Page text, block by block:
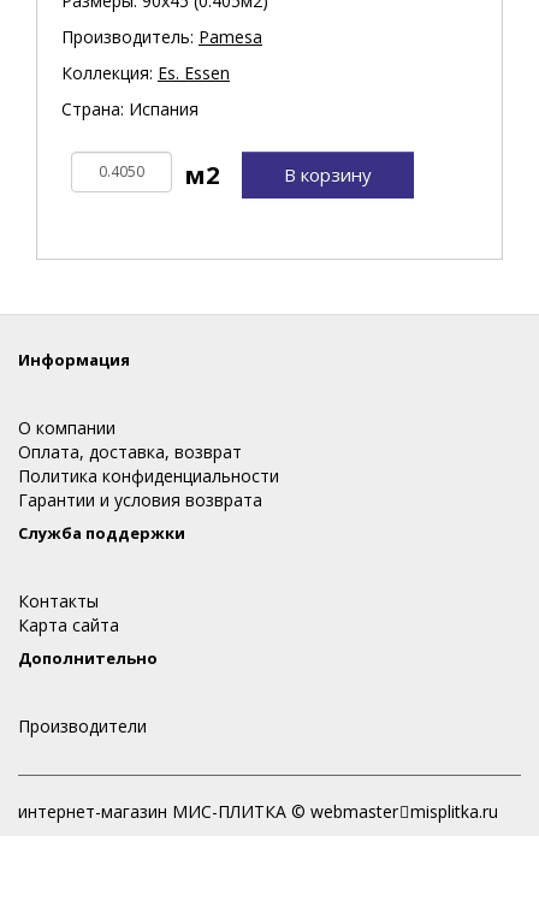
Производитель: Pamesa
Коллекция: Es. Essen
Страна: Испания
В корзину
Информация
О компании
Оплата, доставка, возврат
Политика конфиденциальности
Гарантии и условия возврата
Служба поддержки
Контакты
Карта сайта
Дополнительно
Производители
интернет-магазин МИС-ПЛИТКА © webmaster misplitka.ru